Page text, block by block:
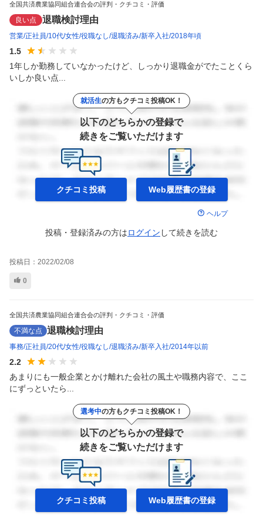
全国共済農業協同組合連合会の評判・クチコミ・評価
良い点 退職検討理由
営業 正社員 10代 女性 役職なし 退職済み 新卒入社 2018年頃
1.5
1年しか勤務していなかったけど、しっかり退職金がでたことくら
いしか良い点...
就活生の方もクチコミ投稿OK！
以下のどちらかの登録で
続きをご覧いただけます
クチコミ投稿 Web履歴書の登録
ヘルプ
投稿・登録済みの方はログイン して続きを読む
投稿日： 2022/02/08
0
全国共済農業協同組合連合会の評判・クチコミ・評価
不満な点 退職検討理由
事務 正社員 20代 女性 役職なし 退職済み 新卒入社 2014年以前
2.2
あまりにも一般企業とかけ離れた会社の風土や職務内容で、ここ
にずっといたら...
選考中の方もクチコミ投稿OK！
以下のどちらかの登録で
続きをご覧いただけます
クチコミ投稿 Web履歴書の登録